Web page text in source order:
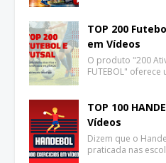
TOP 200
em Vídeos
O produto "200
FUTEBOL" oferece
TOP 100
Vídeos
Dizem que o
praticada nas